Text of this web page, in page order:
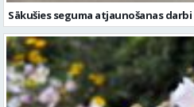
Sākušies seguma atjaunošanas